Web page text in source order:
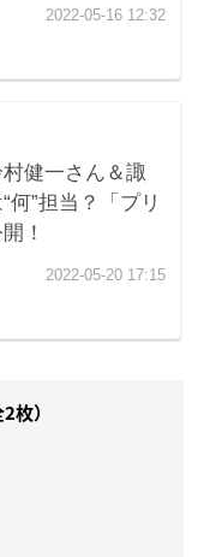
枚）